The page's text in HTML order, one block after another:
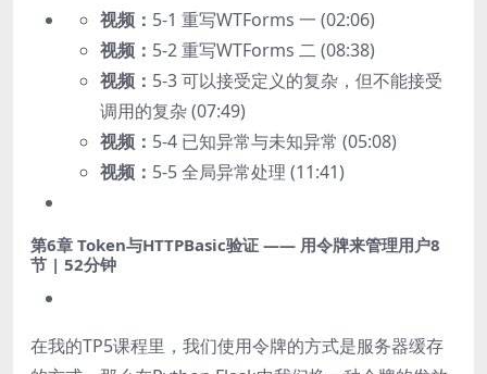
视频： 5-1 重写WTForms 一 (02:06)
视频： 5-2 重写WTForms 二 (08:38)
视频： 5-3 可以接受定义的复杂，但不能接受
调用的复杂 (07:49)
视频： 5-4 已知异常与未知异常 (05:08)
视频： 5-5 全局异常处理 (11:41)
第6章 Token与HTTPBasic验证 —— 用令牌来管理用户8
节 | 52分钟
在我的TP5课程里，我们使用令牌的方式是服务器缓存